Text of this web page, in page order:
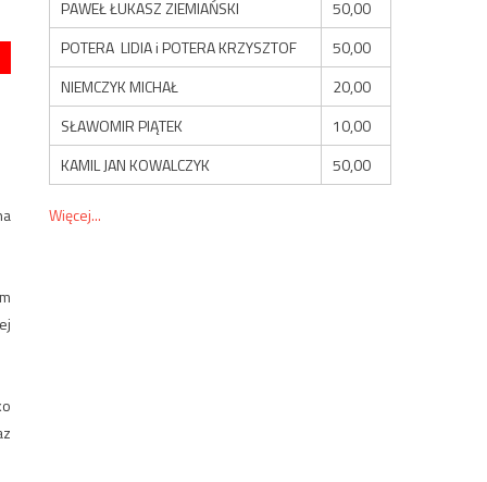
PAWEŁ ŁUKASZ ZIEMIAŃSKI
50,00
POTERA LIDIA i POTERA KRZYSZTOF
50,00
NIEMCZYK MICHAŁ
20,00
SŁAWOMIR PIĄTEK
10,00
KAMIL JAN KOWALCZYK
50,00
Więcej...